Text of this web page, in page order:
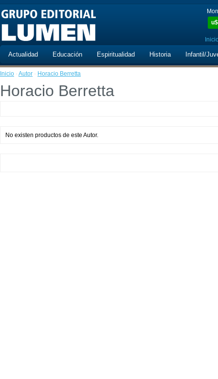
u$
Actualidad Educación Espiritualidad Historia Infantil/
Inicio · Autor · Horacio Berretta
Horacio Berretta
No existen productos de este Autor.